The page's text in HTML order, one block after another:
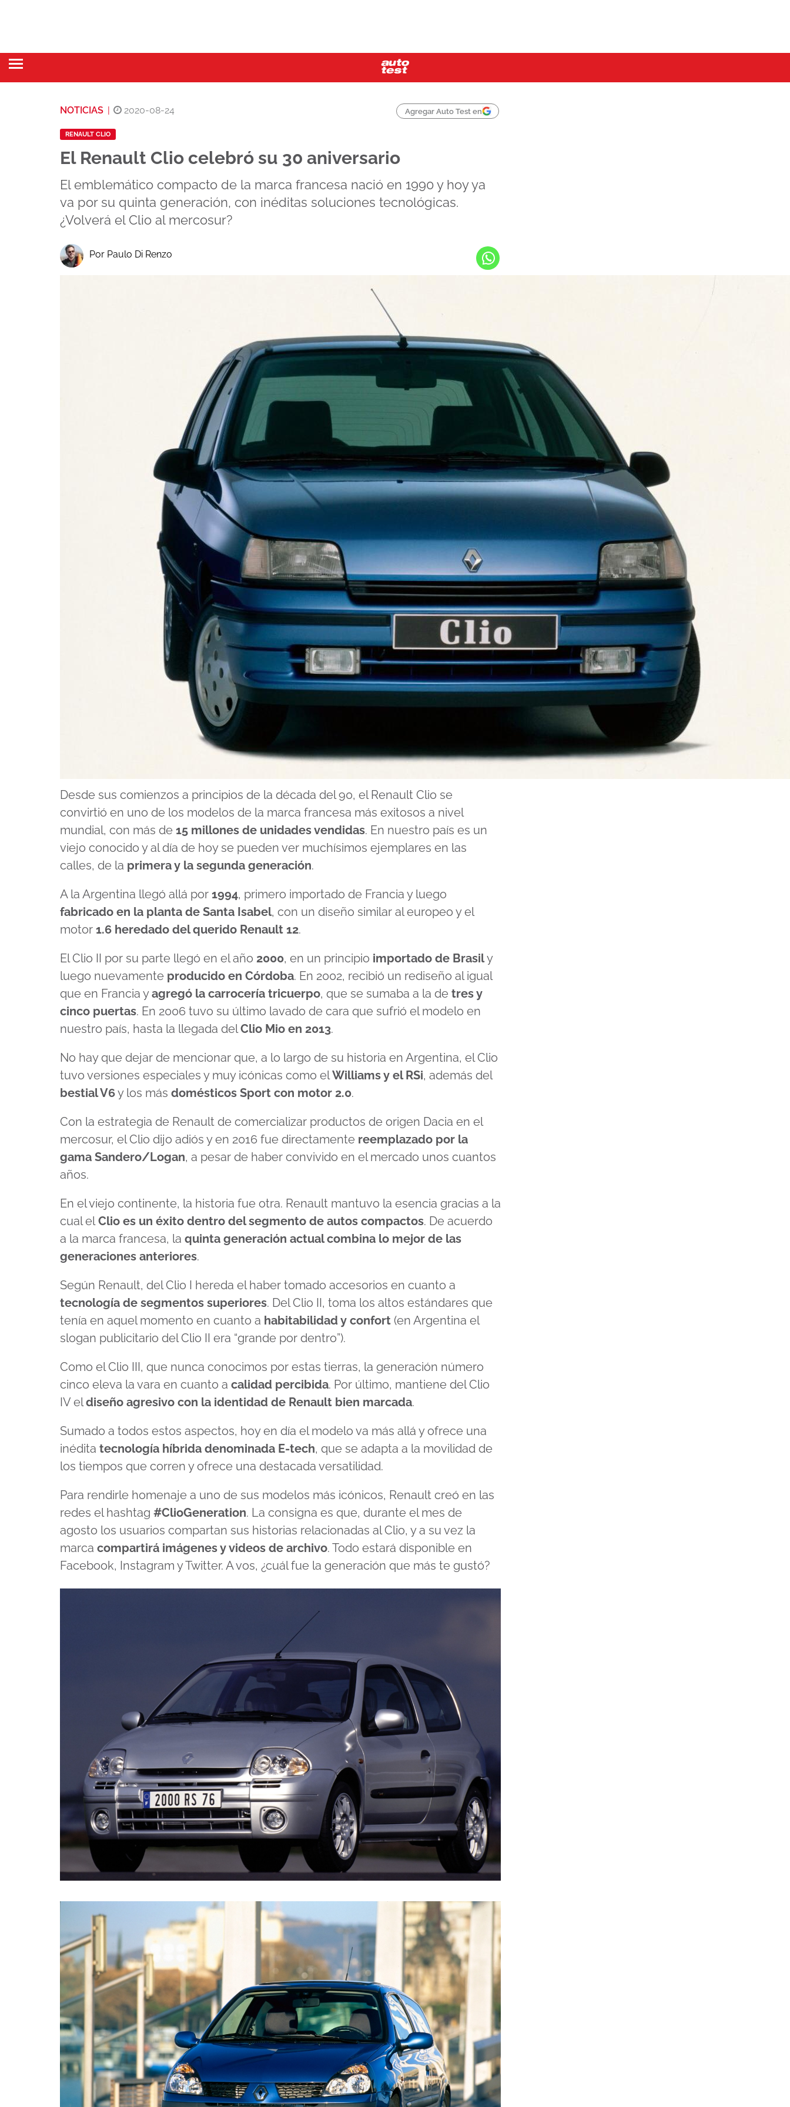
NOTICIAS 2020-08-24 Agregar Auto Test en
RENAULT CLIO
El Renault Clio celebró su 30 aniversario
El emblemático compacto de la marca francesa nació en 1990 y hoy ya
va por su quinta generación, con inéditas soluciones tecnológicas.
¿Volverá el Clio al mercosur?
Por Paulo Di Renzo
Desde sus comienzos a principios de la década del 90, el Renault Clio se
convirtió en uno de los modelos de la marca francesa más exitosos a nivel
mundial, con más de 15 millones de unidades vendidas. En nuestro país es un
viejo conocido y al día de hoy se pueden ver muchísimos ejemplares en las
calles, de la primera y la segunda generación.
A la Argentina llegó allá por 1994, primero importado de Francia y luego
fabricado en la planta de Santa Isabel, con un diseño similar al europeo y el
motor 1.6 heredado del querido Renault 12.
El Clio II por su parte llegó en el año 2000, en un principio importado de Brasily
luego nuevamente producido en Córdoba. En 2002, recibió un rediseño al igual
que en Francia yagregó la carrocería tricuerpo, que se sumaba a la de tres y
cinco puertas. En 2006 tuvo su último lavado de cara que sufrió el modelo en
nuestro país, hasta la llegada delClio Mio en 2013.
No hay que dejar de mencionar que, a lo largo de su historia en Argentina, el Clio
tuvo versiones especiales y muy icónicas como elWilliams y el RSi, además del
bestial V6y los más domésticos Sport con motor 2.0.
Con la estrategia de Renault de comercializar productos de origen Dacia en el
mercosur, el Clio dijo adiós y en 2016 fue directamente reemplazado por la
gama Sandero/Logan, a pesar de haber convivido en el mercado unos cuantos
años.
En el viejo continente, la historia fue otra. Renault mantuvo la esencia gracias a la
cual elClio es un éxito dentro del segmento de autos compactos. De acuerdo
a la marca francesa, la quinta generación actual combina lo mejor de las
generaciones anteriores.
Según Renault, del Clio I hereda el haber tomado accesorios en cuanto a
tecnología de segmentos superiores. Del Clio II, toma los altos estándares que
tenía en aquel momento en cuanto a habitabilidad y confort (en Argentina el
slogan publicitario del Clio II era “grande por dentro”).
Como el Clio III, que nunca conocimos por estas tierras, la generación número
cinco eleva la vara en cuanto a calidad percibida. Por último, mantiene del Clio
IV eldiseño agresivo con la identidad de Renault bien marcada.
Sumado a todos estos aspectos, hoy en día el modelo va más allá y ofrece una
inédita tecnología híbrida denominada E-tech, que se adapta a la movilidad de
los tiempos que corren y ofrece una destacada versatilidad.
Para rendirle homenaje a uno de sus modelos más icónicos, Renault creó en las
redes el hashtag #ClioGeneration. La consigna es que, durante el mes de
agosto los usuarios compartan sus historias relacionadas al Clio, y a su vez la
marca compartirá imágenes y videos de archivo. Todo estará disponible en
Facebook, Instagram y Twitter. A vos, ¿cuál fue la generación que más te gustó?